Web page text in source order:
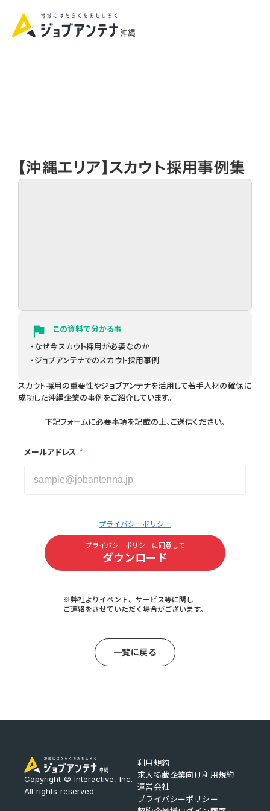
【沖縄エリア】スカウト採用事例集
flag
この資料で分かる事
・なぜ今スカウト採用が必要なのか
・ジョブアンテナでのスカウト採用事例
スカウト採用の重要性やジョブアンテナを活用して若手人材の確保に
成功した沖縄企業の事例をご紹介しています。
下記フォームに必要事項を記載の上、ご送信ください。
メールアドレス *
プライバシーポリシー
プライバシーポリシーに同意して
ダウンロード
※弊社よりイベント、サービス等に関し
ご連絡をさせていただく場合がございます。
一覧に戻る
Copyright © Interactive, Inc.
All rights reserved.
利用規約
求人掲載企業向け利用規約
運営会社
プライバシーポリシー